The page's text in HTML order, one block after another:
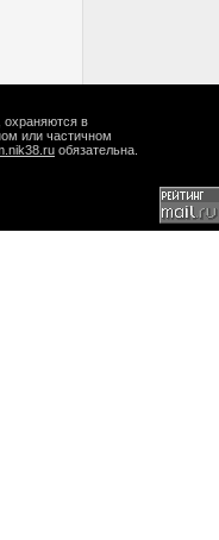
охраняются в
или частичном
обязательна.